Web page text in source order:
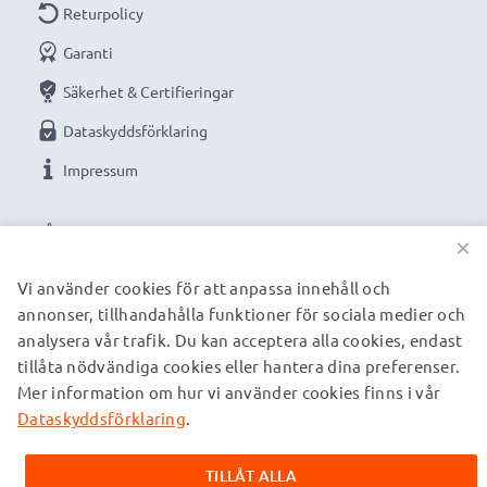
Anslutning 1: Micro USB
Utgångsspänning / Output Volt: 5V
Strömstyrka / Output ampere: 2A / 2000mA
36 månaders garanti!
VÅRA BETALNINGSALTERNATIV
Returpolicy
Garanti
Säkerhet & Certifieringar
Dataskyddsförklaring
Impressum
VÅRA FRAKTPARTNERS
© subtel.se 2026
Alla priser är inklusive moms och exklusive fraktkostnader.
varumärken tillhörande deras ägare och anges på våra
webbsidor enbart för att ge information om våra produkter.
×
Vi använder cookies för att anpassa innehåll och
annonser, tillhandahålla funktioner för sociala medier och
analysera vår trafik. Du kan acceptera alla cookies, endast
tillåta nödvändiga cookies eller hantera dina preferenser.
Mer information om hur vi använder cookies finns i vår
Dataskyddsförklaring.
TILLÅT ALLA